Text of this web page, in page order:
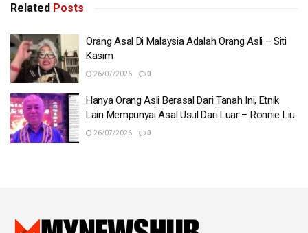
Related Posts
Orang Asal Di Malaysia Adalah Orang Asli – Siti
Kasim
26/07/2026 0
Hanya Orang Asli Berasal Dari Tanah Ini, Etnik
Lain Mempunyai Asal Usul Dari Luar – Ronnie Liu
26/07/2026 0